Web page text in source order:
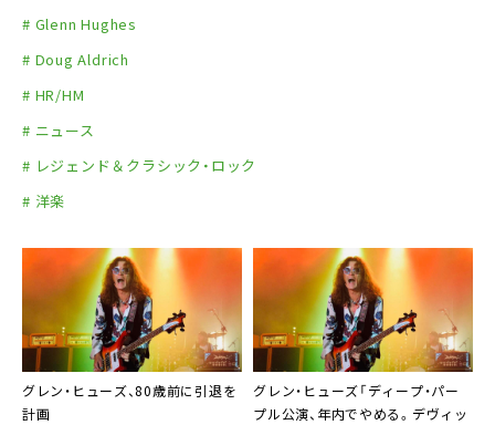
# Glenn Hughes
# Doug Aldrich
# HR/HM
# ニュース
# レジェンド＆クラシック・ロック
# 洋楽
グレン・ヒューズ、80歳前に引退を
計画
グレン・ヒューズ「ディープ・パー
プル公演、年内でやめる。デヴィッ